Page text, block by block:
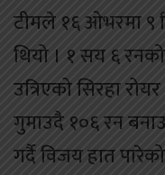
टीमले १६ ओभरमा ९
थियो । १ सय ६
उत्रिएको सिरहा
गुमाउदै १०६ रन
गर्दै विजय हात